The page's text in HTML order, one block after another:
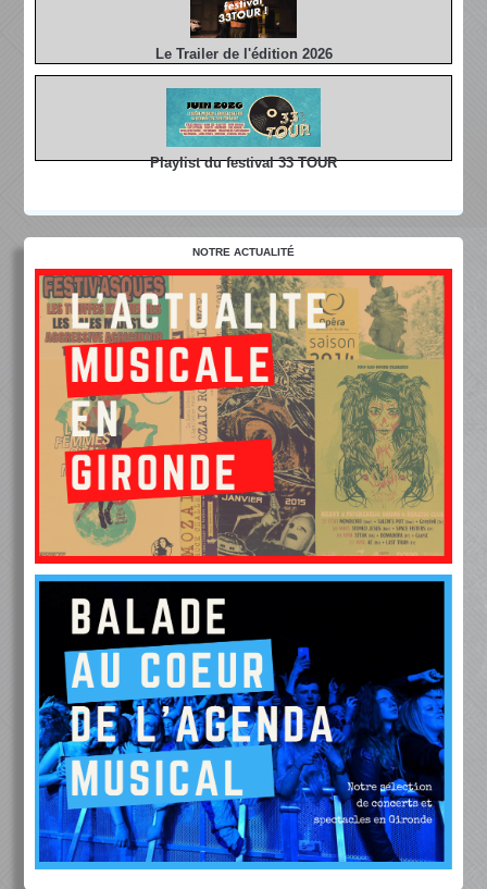
Le Trailer de l'édition 2026
Playlist du festival 33 TOUR
NOTRE ACTUALITÉ